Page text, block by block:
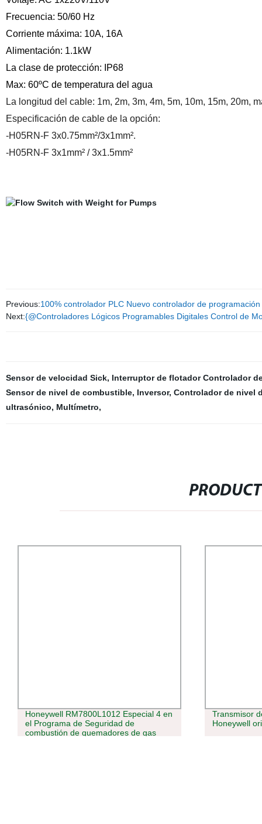
Frecuencia: 50/60 Hz
Corriente máxima: 10A, 16A
Alimentación: 1.1kW
La clase de protección: IP68
Max: 60ºC de temperatura del agua
La longitud del cable: 1m, 2m, 3m, 4m, 5m, 10m, 15m, 20m,
Especificación de cable de la opción:
-H05RN-F 3x0.75mm²/3x1mm².
-H05RN-F 3x1mm² / 3x1.5mm²
Previous:100% controlador PLC Nuevo controlador de
Next:{@Controladores Lógicos Programables Digitales Control de
Sensor de velocidad Sick, Interruptor de flotador Controlador
Sensor de nivel de combustible, Inversor, Controlador de nivel
ultrasónico, Multímetro,
Honeywell RM7800L1012 Especial 4 en
el Programa de Seguridad de
combustión de quemadores de gas
Transmisor
Honeywell